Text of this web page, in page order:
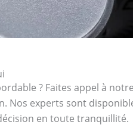
? Faites appel à notre
Nos experts sont
en toute tranquillité.